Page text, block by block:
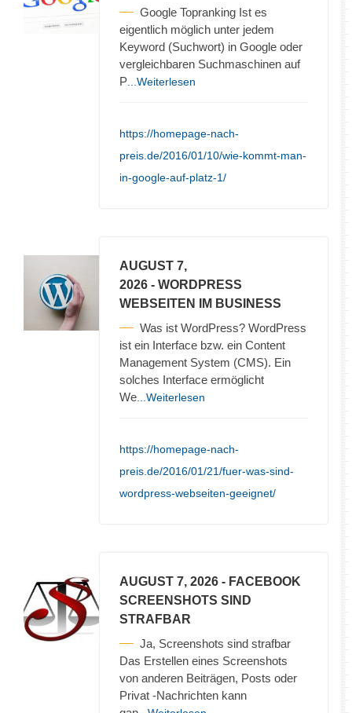
Google Topranking Ist es
eigentlich möglich unter jedem
Keyword (Suchwort) in Google oder
vergleichbaren Suchmaschinen auf
P ...Weiterlesen
https://homepage-nach-
preis.de/2016/01/10/wie-kommt-man-
in-google-auf-platz-1/
AUGUST 7,
2026 - WORDPRESS
WEBSEITEN IM BUSINESS
Was ist WordPress? WordPress
ist ein Interface bzw. ein Content
Management System (CMS). Ein
solches Interface ermöglicht
We ...Weiterlesen
https://homepage-nach-
preis.de/2016/01/21/fuer-was-sind-
wordpress-webseiten-geeignet/
AUGUST 7, 2026 - FACEBOOK
SCREENSHOTS SIND
STRAFBAR
Ja, Screenshots sind strafbar
Das Erstellen eines Screenshots
von anderen Beiträgen, Posts oder
Privat -Nachrichten kann